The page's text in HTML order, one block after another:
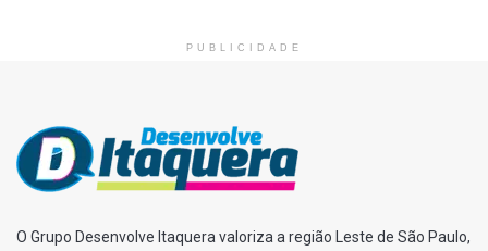
PUBLICIDADE
O Grupo Desenvolve Itaquera valoriza a região Leste de São Paulo,